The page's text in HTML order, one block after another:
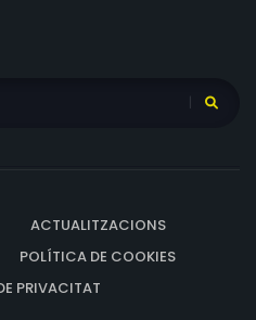
ACTUALITZACIONS
POLÍTICA DE COOKIES
PRIVACITAT